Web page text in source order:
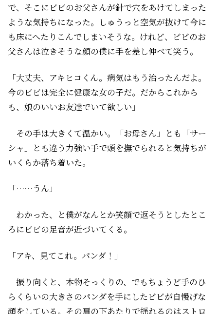
で、そこにビビのお父さんが針で穴をあけてしまった
ような気持ちになった。しゅうっと空気が抜けて今に
も床にへたりこんでしまいそうな。けれど、ビビのお
父さんは泣きそうな顔の僕に手を差し伸べて笑う。
「大丈夫、アキヒコくん。病気はもう治ったんだよ。
今のビビは完全に健康な女の子だ。だからこれから
も、娘のいいお友達でいて欲しい」
その手は大きくて温かい。「お母さん」とも「サー
シャ」とも違う力強い手で頭を撫でられると気持ちが
いくらか落ち着いた。
「……うん」
わかった、と僕がなんとか笑顔で返そうとしたとこ
ろにビビの足音が近づいてくる。
「アキ、見てこれ。パンダ！」
振り向くと、本物そっくりの、でもちょうど手のひ
らくらいの大きさのパンダを手にしたビビが自慢げな
顔をしている。その肩の下あたりで揺れるのはストロ